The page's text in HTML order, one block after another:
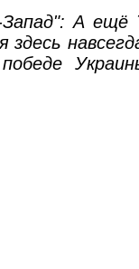
А ещё
здесь